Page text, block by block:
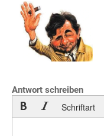
Antwort schreiben
Schriftart